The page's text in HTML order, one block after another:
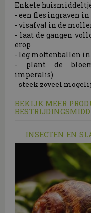
Enkele
- een fles ingraven
- visafval in de
- laat de gangen
erop
- leg mottenballen in
- plant de
imperalis)
- steek zoveel
BEKIJK MEER
INSECTEN EN